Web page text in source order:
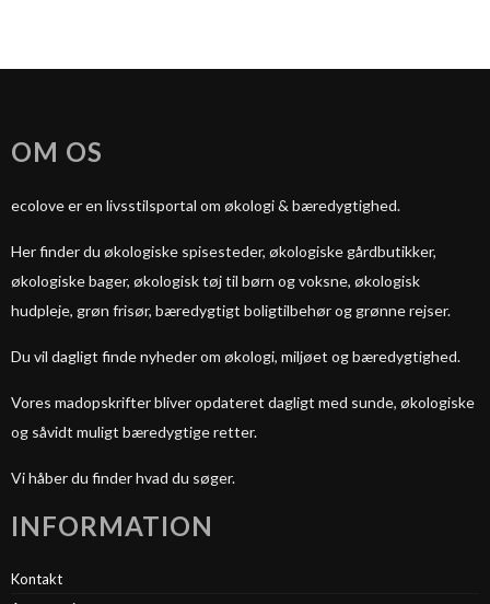
OM OS
ecolove er en livsstilsportal om økologi & bæredygtighed.
Her finder du økologiske spisesteder, økologiske gårdbutikker,
økologiske bager, økologisk tøj til børn og voksne, økologisk
hudpleje, grøn frisør, bæredygtigt boligtilbehør og grønne rejser.
Du vil dagligt finde nyheder om økologi, miljøet og bæredygtighed.
Vores madopskrifter bliver opdateret dagligt med sunde, økologiske
og såvidt muligt bæredygtige retter.
Vi håber du finder hvad du søger.
INFORMATION
Kontakt